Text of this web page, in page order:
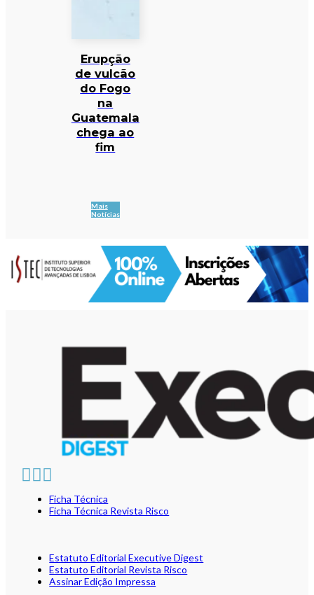
Erupção
de vulcão
do Fogo
na
Guatemala
chega ao
fim
Mais
Notícias
Ficha Técnica
Ficha Técnica Revista Risco
Estatuto Editorial Executive Digest
Estatuto Editorial Revista Risco
Assinar Edição Impressa